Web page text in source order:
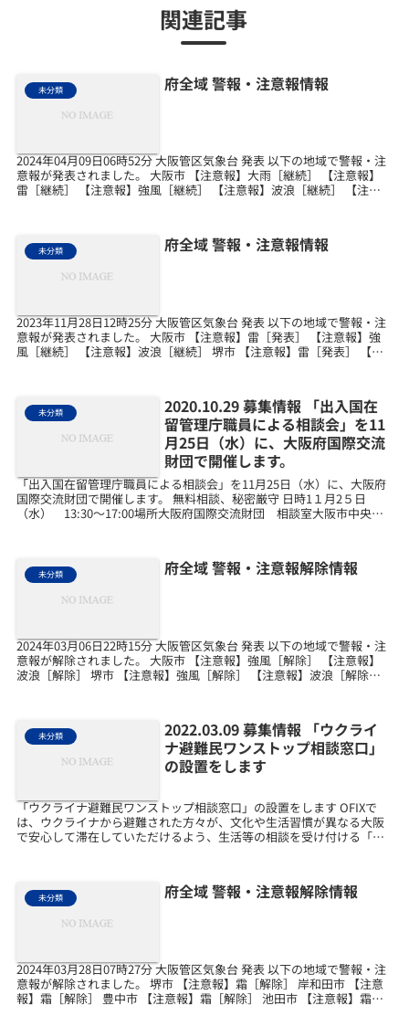
関連記事
未分類 府全域 警報・注意報情報
2024年04月09日06時52分 大阪管区気象台 発表 以下の地域で警報・注
意報が発表されました。 大阪市 【注意報】大雨［継続］ 【注意報】
雷［継続］ 【注意報】強風［継続］ 【注意報】波浪［継続］ 【注意
未分類 府全域 警報・注意報情報
2023年11月28日12時25分 大阪管区気象台 発表 以下の地域で警報・注
意報が発表されました。 大阪市 【注意報】雷［発表］ 【注意報】強
風［継続］ 【注意報】波浪［継続］ 堺市 【注意報】雷［発表］ 【注
未分類
2020.10.29 募集情報 「出入国在
留管理庁職員による相談会」を11
月25日（水）に、大阪府国際交流
財団で開催します。
「出入国在留管理庁職員による相談会」を11月25日（水）に、大阪府
国際交流財団で開催します。 無料相談、秘密厳守 日時1１月2５日
（水） 13:30～17:00場所大阪府国際交流財団 相談室大阪市中央区
未分類 府全域 警報・注意報解除情報
2024年03月06日22時15分 大阪管区気象台 発表 以下の地域で警報・注
意報が解除されました。 大阪市 【注意報】強風［解除］ 【注意報】
波浪［解除］ 堺市 【注意報】強風［解除］ 【注意報】波浪［解除］
未分類
2022.03.09 募集情報 「ウクライ
ナ避難民ワンストップ相談窓口」
の設置をします
「ウクライナ避難民ワンストップ相談窓口」の設置をします OFIXで
は、ウクライナから避難された方々が、文化や生活習慣が異なる大阪
で安心して滞在していただけるよう、生活等の相談を受け付ける「ウ
未分類 府全域 警報・注意報解除情報
2024年03月28日07時27分 大阪管区気象台 発表 以下の地域で警報・注
意報が解除されました。 堺市 【注意報】霜［解除］ 岸和田市 【注意
報】霜［解除］ 豊中市 【注意報】霜［解除］ 池田市 【注意報】霜